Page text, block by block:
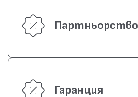
Партньорство
Гаранция